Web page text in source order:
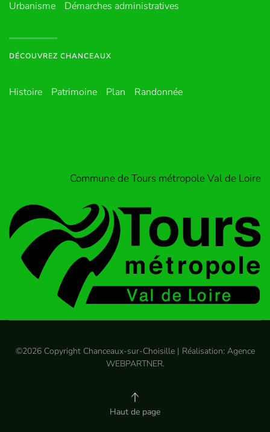
Urbanisme
Démarches administratives
DÉCOUVREZ CHANCEAUX
Histoire Patrimoine Plan Randonnée
Commune de Tours métropole Val de Loire
©2026Copyright Chanceaux-sur-Choisille | Réalisation: Agence
WEBPARTNER.
Haut de page